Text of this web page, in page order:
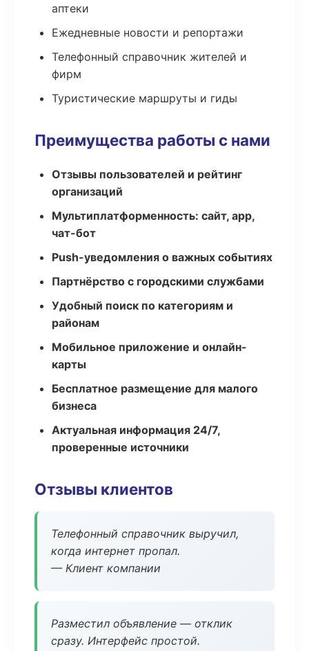
аптеки
Ежедневные новости и репортажи
Телефонный справочник жителей и
фирм
Туристические маршруты и гиды
Преимущества работы с нами
Отзывы пользователей и рейтинг
организаций
Мультиплатформенность: сайт, app,
чат-бот
Push-уведомления о важных событиях
Партнёрство с городскими службами
Удобный поиск по категориям и
районам
Мобильное приложение и онлайн-
карты
Бесплатное размещение для малого
бизнеса
Актуальная информация 24/7,
проверенные источники
Отзывы клиентов
Телефонный справочник выручил,
когда интернет пропал.
— Клиент компании
Разместил объявление — отклик
сразу. Интерфейс простой.